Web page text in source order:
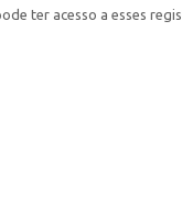
ter acesso a esses